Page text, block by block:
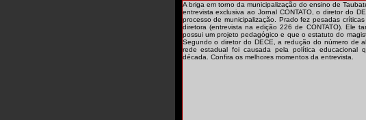
A briga em torno da municipalização do ensino de
entrevista exclusiva ao Jornal CONTATO, o diretor do
processo de municipalização. Prado fez pesadas
diretora (entrevista na edição 226 de CONTATO). Ele
possui um projeto pedagógico e que o estatuto do
Segundo o diretor do DECE, a redução do número de
rede estadual foi causada pela política educacional
década. Confira os melhores momentos da entrevista.